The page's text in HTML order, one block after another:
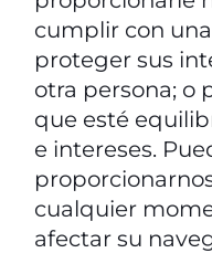
cumplir con
proteger sus
otra persona; o
que esté
e intereses.
cualquier
afectar su